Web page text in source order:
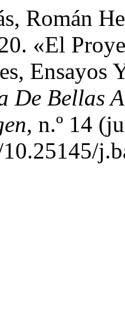
Román
«El
Ensayos
De Bellas
, n.º 14